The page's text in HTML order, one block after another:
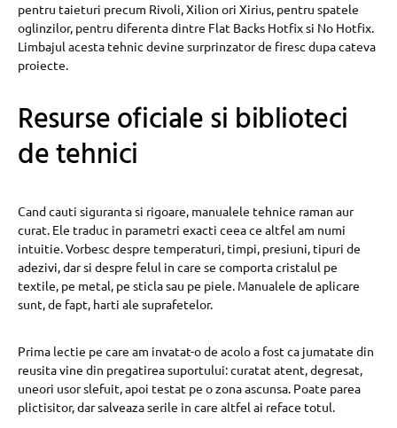
pentru taieturi precum Rivoli, Xilion ori Xirius, pentru spatele
oglinzilor, pentru diferenta dintre Flat Backs Hotfix si No Hotfix.
Limbajul acesta tehnic devine surprinzator de firesc dupa cateva
proiecte.
Resurse oficiale si biblioteci
de tehnici
Cand cauti siguranta si rigoare, manualele tehnice raman aur
curat. Ele traduc in parametri exacti ceea ce altfel am numi
intuitie. Vorbesc despre temperaturi, timpi, presiuni, tipuri de
adezivi, dar si despre felul in care se comporta cristalul pe
textile, pe metal, pe sticla sau pe piele. Manualele de aplicare
sunt, de fapt, harti ale suprafetelor.
Prima lectie pe care am invatat-o de acolo a fost ca jumatate din
reusita vine din pregatirea suportului: curatat atent, degresat,
uneori usor slefuit, apoi testat pe o zona ascunsa. Poate parea
plictisitor, dar salveaza serile in care altfel ai reface totul.